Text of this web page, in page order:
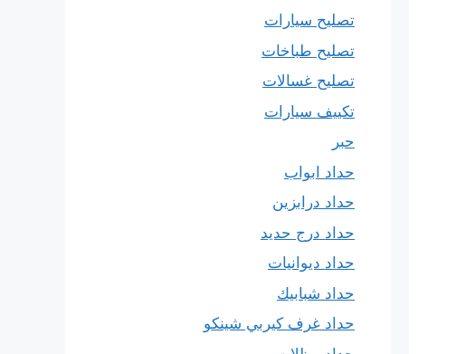
تصليح سيارات
تصليح طباخات
تصليح غسالات
تكييف سيارات
حبر
حداد ابواب
حداد درابزين
حداد درج حديد
حداد ديوانيات
حداد شبابيك
حداد غرف كيربي شينكو